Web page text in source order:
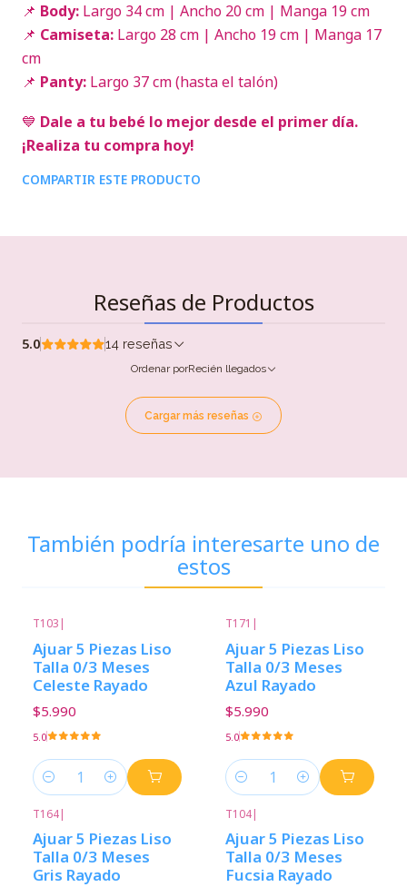
📌 Body: Largo 34 cm | Ancho 20 cm | Manga 19 cm
📌 Camiseta: Largo 28 cm | Ancho 19 cm | Manga 17
cm
📌 Panty: Largo 37 cm (hasta el talón)
💙 Dale a tu bebé lo mejor desde el primer día.
¡Realiza tu compra hoy!
COMPARTIR ESTE PRODUCTO
Reseñas de Productos
5.0 14 reseñas
Ordenar porRecién llegados
Cargar más reseñas
También podría interesarte uno de
estos
T103 |
Ajuar 5 Piezas Liso
Talla 0/3 Meses
Celeste Rayado
$5.990
5.0
Cantidad
T171 |
Ajuar 5 Piezas Liso
Talla 0/3 Meses
Azul Rayado
$5.990
5.0
Cantidad
T164|
Ajuar 5 Piezas Liso
Talla 0/3 Meses
Gris Rayado
T104|
Ajuar 5 Piezas Liso
Talla 0/3 Meses
Fucsia Rayado